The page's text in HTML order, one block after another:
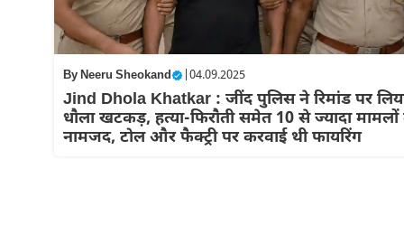
ByNeeru Sheokand | 04.09.2025
Jind Dhola Khatkar : जींद पुलिस ने रिमांड पर
धौला खटकड़, हत्या-फिरौती समेत 10 से ज्यादा मामलों
नामजद, टोल और फैक्ट्री पर करवाई थी फायरिंग